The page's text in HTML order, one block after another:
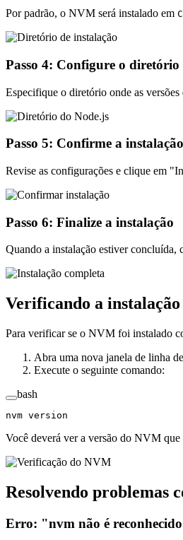
Por padrão, o NVM será instalado em
Passo 4: Configure o diretório
Especifique o diretório onde as
Passo 5: Confirme a instalação
Revise as configurações e clique em
Passo 6: Finalize a instalação
Quando a instalação estiver
Verificando a instalação
Para verificar se o NVM foi instalado
Abra uma nova janela de linha
Execute o seguinte comando:
bash
nvm version
Você deverá ver a versão do NVM que
Resolvendo problemas
Erro: "nvm não é